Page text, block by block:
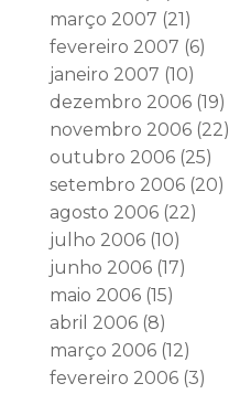
março 2007 (21)
fevereiro 2007 (6)
janeiro 2007 (10)
dezembro 2006(19)
novembro 2006(22)
outubro 2006(25)
setembro 2006(20)
agosto 2006(22)
julho 2006(10)
junho 2006(17)
maio 2006(15)
abril 2006(8)
março 2006(12)
fevereiro 2006(3)